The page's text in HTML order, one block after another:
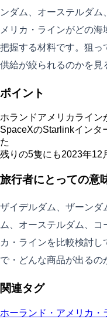
ンダム、オーステルダ
メリカ・ラインがどの
把握する材料です。狙っ
供給が絞られるのかを見
ポイント
ホランドアメリカライン
SpaceXのStarlinkインタ
た
残りの5隻にも2023年12
旅行者にとっての意
ザイデルダム、ザーンダ
ム、オーステルダム、コ
カ・ラインを比較検討し
で・どんな商品が出るの
関連タグ
ホーランド・アメリカ・